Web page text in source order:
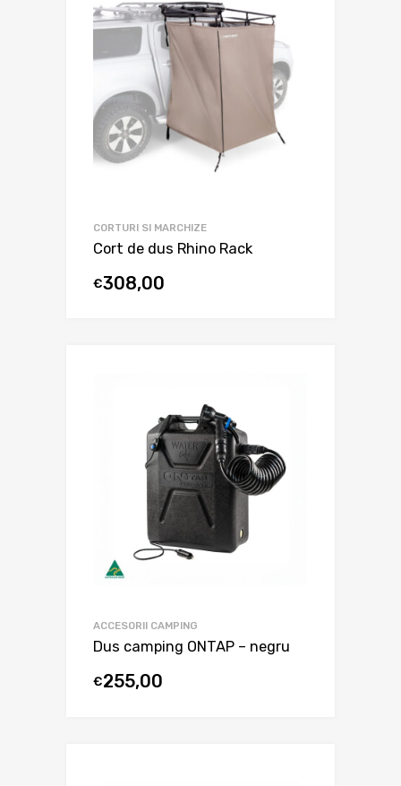
CORTURI SI MARCHIZE
Cort de dus Rhino Rack
€308,00
ACCESORII CAMPING
Dus camping ONTAP – negru
€255,00